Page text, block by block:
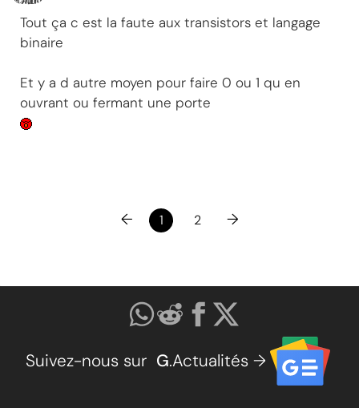
Tout ça c est la faute aux transistors et langage
binaire
Et y a d autre moyen pour faire 0 ou 1 qu en
ouvrant ou fermant une porte
← 1 2 →
Suivez-nous sur G.Actualités →